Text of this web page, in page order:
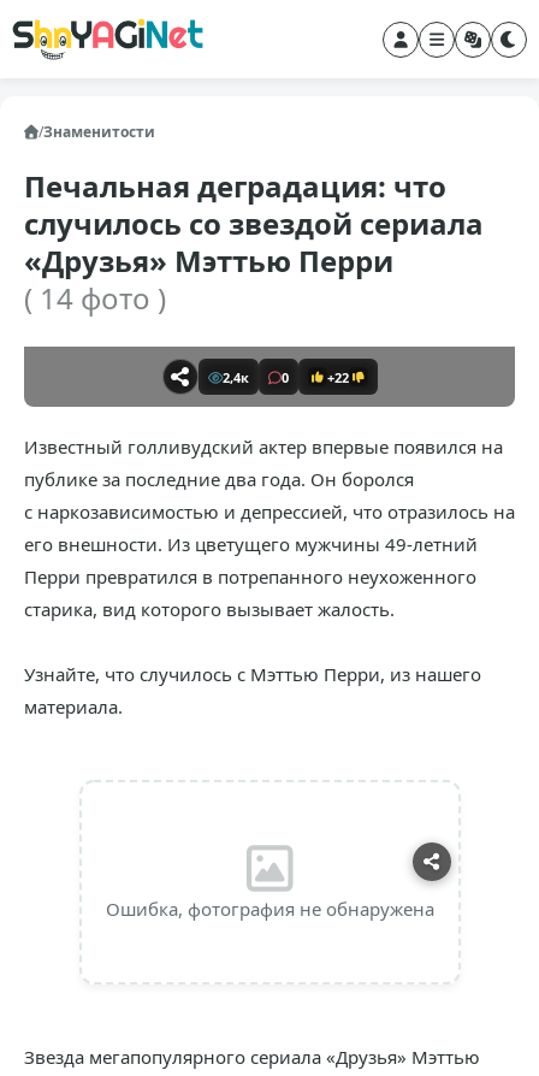
/Знаменитости
Печальная деградация: что
случилось со звездой сериала
«Друзья» Мэттью Перри
( 14 фото )
2,4к 0 +22
Известный голливудский актер впервые появился на
публике за последние два года. Он боролся
с наркозависимостью и депрессией, что отразилось на
его внешности. Из цветущего мужчины 49-летний
Перри превратился в потрепанного неухоженного
старика, вид которого вызывает жалость.
Узнайте, что случилось с Мэттью Перри, из нашего
материала.
Ошибка, фотография не обнаружена
Звезда мегапопулярного сериала «Друзья» Мэттью